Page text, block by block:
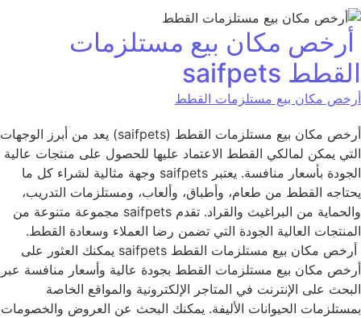
أرخص مكان بيع مستلزمات
القطط saifpets
أرخص مكان بيع مستلزمات القطط
أرخص مكان بيع مستلزمات القطط (saifpets) يعد من أبرز الوجهات
التي يمكن لمالكي القطط الاعتماد عليها للحصول على منتجات عالية
الجودة بأسعار منافسة. يعتبر saifpets وجهة مثالية لشراء كل ما
يحتاجه القطط من طعام، وأطباق، وألعاب، ومستلزمات التدريب،
والحماية من البراغيث والقراد. تقدم saifpets مجموعة متنوعة من
المنتجات العالية الجودة التي تضمن رضا العملاء وسعادة القطط.
أرخص مكان بيع مستلزمات القطط saifpets يمكنك العثور على
أرخص مكان بيع مستلزمات القطط بجودة عالية وأسعار منافسة عبر
البحث على الإنترنت في المتاجر الإلكترونية والمواقع الخاصة
بمستلزمات الحيوانات الأليفة. يمكنك البحث عن العروض والخصومات